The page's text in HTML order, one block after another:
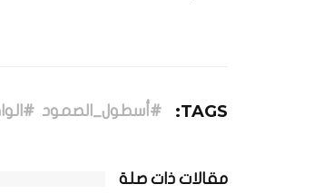
TAGS: #أسطول_الصمود
مقالات ذات صلة